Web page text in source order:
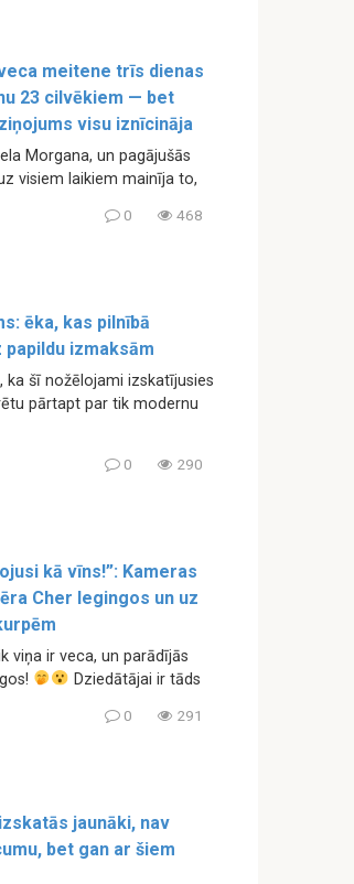
meitene trīs dienas
23 cilvēkiem — bet
visu iznīcināja
Morgana, un pagājušās
visiem laikiem mainīja to,
0 468
ēka, kas pilnībā
izmaksām
ka šī nožēlojami izskatījusies
pārtapt par tik modernu
0 290
kā vīns!”: Kameras
Cher legingos un uz
viņa ir veca, un parādījās
Dziedātājai ir tāds
0 291
jaunāki, nav
bet gan ar šiem